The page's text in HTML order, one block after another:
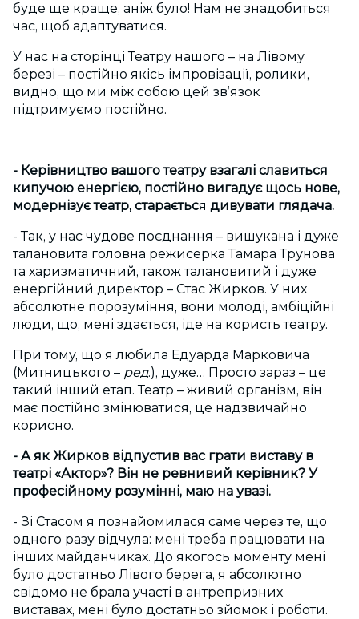
буде ще краще, аніж було! Нам не знадобиться
час, щоб адаптуватися.
У нас на сторінці Театру нашого – на Лівому
березі – постійно якісь імпровізації, ролики,
видно, що ми між собою цей зв’язок
підтримуємо постійно.
- Керівництво вашого театру взагалі славиться
кипучою енергією, постійно вигадує щось нове,
модернізує театр, старається дивувати глядача.
- Так, у нас чудове поєднання – вишукана і дуже
талановита головна режисерка Тамара Трунова
та харизматичний, також талановитий і дуже
енергійний директор – Стас Жирков. У них
абсолютне порозуміння, вони молоді, амбіційні
люди, що, мені здається, іде на користь театру.
При тому, що я любила Едуарда Марковича
(Митницького – ред.), дуже… Просто зараз – це
такий інший етап. Театр – живий організм, він
має постійно змінюватися, це надзвичайно
корисно.
- А як Жирков відпустив вас грати виставу в
театрі «Актор»? Він не ревнивий керівник? У
професійному розумінні, маю на увазі.
- Зі Стасом я познайомилася саме через те, що
одного разу відчула: мені треба працювати на
інших майданчиках. До якогось моменту мені
було достатньо Лівого берега, я абсолютно
свідомо не брала участі в антрепризних
виставах, мені було достатньо зйомок і роботи.